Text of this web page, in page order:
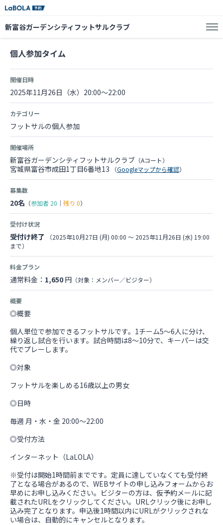
新富谷ガーデンシティフットサルクラブ
個人参加タイム
開催日時
2025年11月26日（水）20:00～22:00
カテゴリー
フットサルの個人参加
開催場所
新富谷ガーデンシティフットサルクラブ （Aコート）
宮城県富谷市成田1丁目6番地13 （Googleマップから確認）
募集数
20名 （参加者 20 ｜ 残り 0）
受付け状況
受付け終了
（2025年10月27日 (月) 00:00 〜 2025年11月26日 (水) 19:00
まで）
料金プラン
通常料金： 1,650 円 （対象：メンバー／ビジター）
概要
◎概要
個人単位で参加できるフットサルです。1チーム5～6人に分け、
繰り返し試合を行います。試合時間は8～10分で、キーパーは交
代でプレーします。
◎対象
フットサルを楽しめる16歳以上の男女
◎日時
毎週 月・水・金 20:00～22:00
◎受付方法
インターネット（LaLOLA）
※受付は開始1時間前までです。定員に達していなくても受付終
了となる場合があるので、WEBサイトの申し込みフォームからお
早めにお申し込みください。ビジターの方は、仮予約メールに記
載されたURLをクリックしてください。URLクリック後にお申し
込み完了となります。申込後1時間以内にURLがクリックされな
い場合は、自動的にキャンセルとなります。